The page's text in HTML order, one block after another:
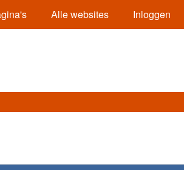
Alle websites Inloggen